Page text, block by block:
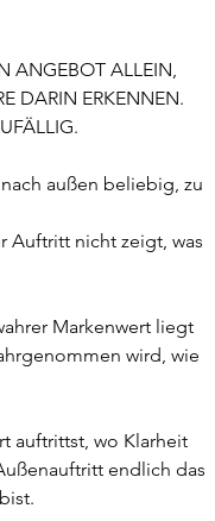
ANGEBOT ALLEIN,
DARIN ERKENNEN.
außen beliebig, zu
Auftritt nicht zeigt, was
Markenwert liegt
wird, wie
auftrittst, wo Klarheit
endlich das